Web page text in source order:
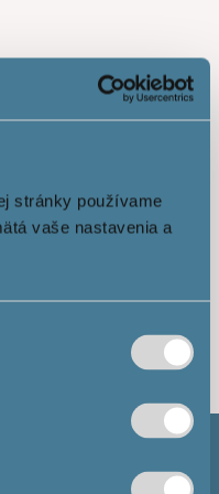
stránky používame
vaše nastavenia a